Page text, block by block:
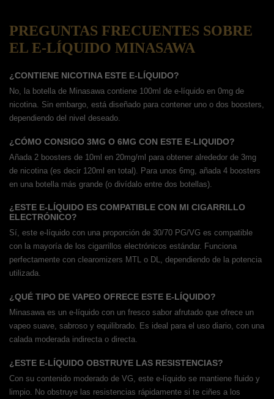
PREGUNTAS FRECUENTES SOBRE
EL E-LÍQUIDO MINASAWA
¿CONTIENE NICOTINA ESTE E-LÍQUIDO?
No, la botella de Minasawa contiene 100ml de e-líquido en 0mg de
nicotina. Sin embargo, está diseñado para contener uno o dos boosters,
dependiendo del nivel deseado.
¿CÓMO CONSIGO 3MG O 6MG CON ESTE E-LIQUIDO?
Añada 2 boosters de 10ml en 20mg/ml para obtener alrededor de 3mg
de nicotina (es decir 120ml en total). Para unos 6mg, añada 4 boosters
en una botella más grande (o divídalo entre dos botellas).
¿ESTE E-LÍQUIDO ES COMPATIBLE CON MI CIGARRILLO
ELECTRÓNICO?
Sí, este e-líquido con una proporción de 30/70 PG/VG es compatible
con la mayoría de los cigarrillos electrónicos estándar. Funciona
perfectamente con clearomizers MTL o DL, dependiendo de la potencia
utilizada.
¿QUÉ TIPO DE VAPEO OFRECE ESTE E-LÍQUIDO?
Minasawa es un e-líquido con un fresco sabor afrutado que ofrece un
vapeo suave, sabroso y equilibrado. Es ideal para el uso diario, con una
calada moderada indirecta o directa.
¿ESTE E-LÍQUIDO OBSTRUYE LAS RESISTENCIAS?
Con su contenido moderado de VG, este e-líquido se mantiene fluido y
limpio. No obstruye las resistencias rápidamente si te ciñes a los